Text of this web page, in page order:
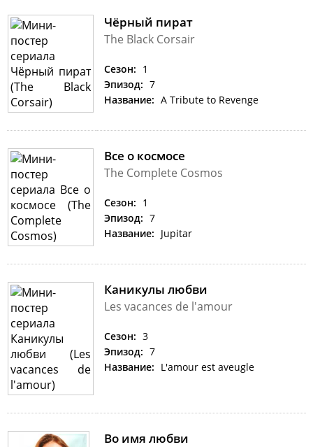
Чёрный пират
The Black Corsair
Сезон: 1
Эпизод: 7
Название: A Tribute to Revenge
Все о космосе
The Complete Cosmos
Сезон: 1
Эпизод: 7
Название: Jupitar
Каникулы любви
Les vacances de l'amour
Сезон: 3
Эпизод: 7
Название: L'amour est aveugle
Во имя любви